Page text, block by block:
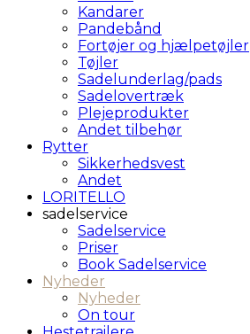
Kandarer
Pandebånd
Fortøjer og hjælpetøjler
Tøjler
Sadelunderlag/pads
Sadelovertræk
Plejeprodukter
Andet tilbehør
Rytter
Sikkerhedsvest
Andet
LORITELLO
sadelservice
Sadelservice
Priser
Book Sadelservice
Nyheder
Nyheder
On tour